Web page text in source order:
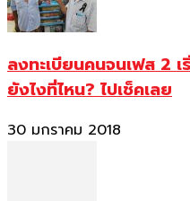
ลงทะเบียนคนจนเฟส 2 เ
ยังไงที่ไหน? ไปเช็คเลย
30 มกราคม 2018